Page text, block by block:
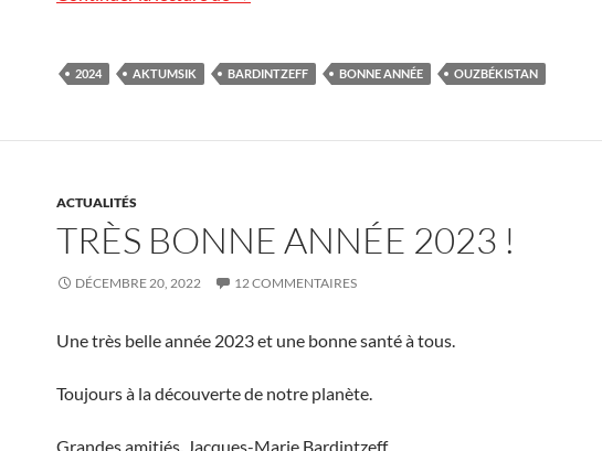
2024 AKTUMSIK BARDINTZEFF BONNE ANNÉE OUZBÉKISTAN
ACTUALITÉS
TRÈS BONNE ANNÉE 2023 !
DÉCEMBRE 20, 2022 12 COMMENTAIRES
Une très belle année 2023 et une bonne santé à tous.
Toujours à la découverte de notre planète.
Grandes amitiés. Jacques-Marie Bardintzeff